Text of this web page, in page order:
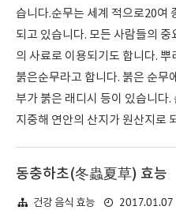
습니다.순무는 세계 적으로20여
되고 있습니다. 모든 사람들의
의 사료로 이용되기도 합니다.
붉은순무라고 합니다. 붉은 순무
부가 붉은 래디시 등이 있습니다.
지중해 연안의 산지가 원산지로
동충하초(冬蟲夏草) 효능
건강 음식 효능 2017.01.07